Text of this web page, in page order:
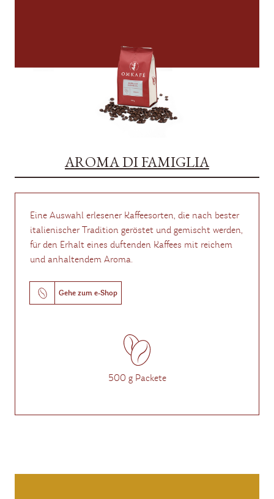
AROMA DI FAMIGLIA
Eine Auswahl erlesener Kaffeesorten, die nach bester
italienischer Tradition geröstet und gemischt werden,
für den Erhalt eines duftenden Kaffees mit reichem
und anhaltendem Aroma.
Gehe zum e-Shop
500 g Packete